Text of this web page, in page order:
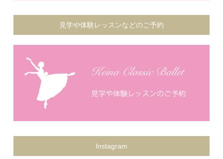
見学や体験レッスンなどのご予約
Instagram